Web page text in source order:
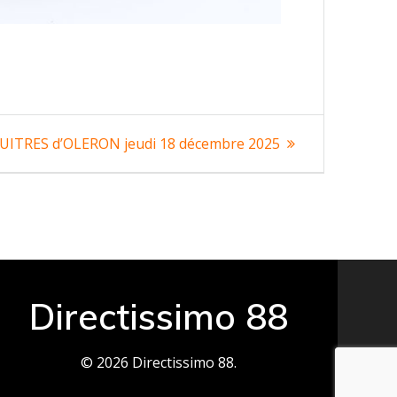
d’OLERON jeudi 18 décembre 2025
Directissimo 88
© 2026 Directissimo 88.